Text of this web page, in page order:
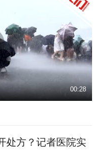
00:28
处方？记者医院实